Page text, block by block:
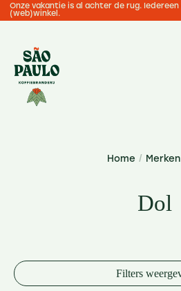
Onze vakantie is al achter de rug.
(web)winkel.
Home / Merken
Dol
Filters